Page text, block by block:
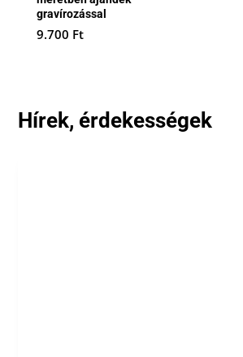
gravírozással
9.700 Ft
Hírek, érdekességek